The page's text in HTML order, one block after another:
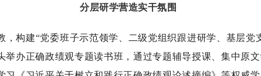
分层研学营造实干氛围
，构建“党委班子示范领学、二级党组织跟进研学、基层党
举办正确政绩观专题读书班，通过专题辅导授课、集中原